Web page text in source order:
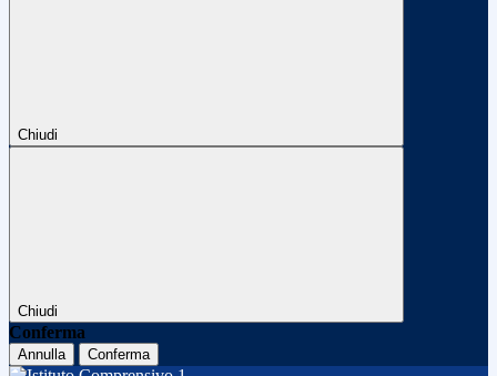
Chiudi
Chiudi
Conferma
Annulla Conferma